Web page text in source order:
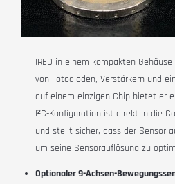
IRED in einem kompakten
von Fotodioden, Verstärkern und
auf einem einzigen Chip bietet er
I²C-Konfiguration ist direkt in die
und stellt sicher, dass der Sensor
um seine Sensorauflösung zu
Optionaler 9-Achsen-